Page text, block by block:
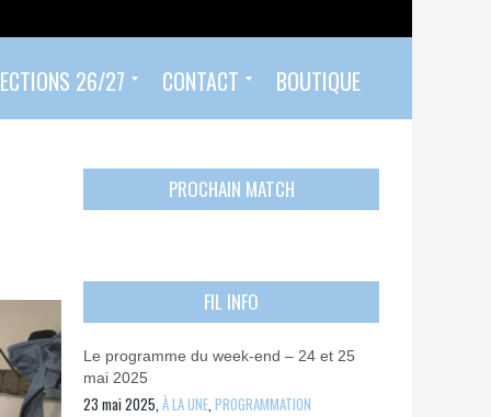
26/27 CONTACT BOUTIQUE
PROCHAIN MATCH
FIL INFO
Le programme du week-end – 24 et 25
mai 2025
23 mai 2025,À LA UNE,PROGRAMMATION